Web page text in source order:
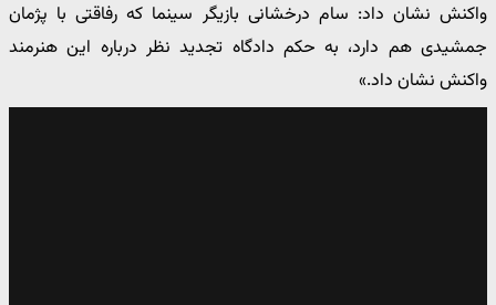
واکنش نشان داد: سام درخشانی بازیگر سینما که رفاقتی با پژمان
جمشیدی هم دارد، به حکم دادگاه تجدید نظر درباره این هنرمند
واکنش نشان داد.»